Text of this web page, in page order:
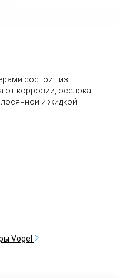
состоит из
от коррозии, оселока
и жидкой
Vogel